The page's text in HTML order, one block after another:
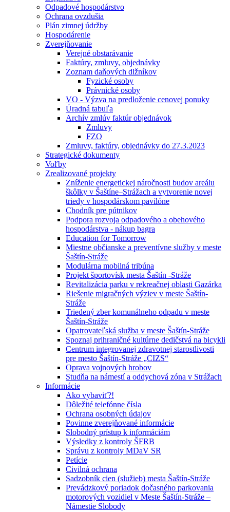
Odpadové hospodárstvo
Ochrana ovzdušia
Plán zimnej údržby
Hospodárenie
Zverejňovanie
Verejné obstarávanie
Faktúry, zmluvy, objednávky
Zoznam daňových dlžníkov
Fyzické osoby
Právnické osoby
VO - Výzva na predloženie cenovej ponuky
Úradná tabuľa
Archív zmlúv faktúr objednávok
Zmluvy
FZO
Zmluvy, faktúry, objednávky do 27.3.2023
Strategické dokumenty
Voľby
Zrealizované projekty
Zníženie energetickej náročnosti budov areálu
škôlky v Šaštíne–Strážach a vytvorenie novej
triedy v hospodárskom pavilóne
Chodník pre pútnikov
Podpora rozvoja odpadového a obehového
hospodárstva - nákup bagra
Education for Tomorrow
Miestne občianske a preventívne služby v meste
Šaštín-Stráže
Modulárna mobilná tribúna
Projekt športovísk mesta Šaštín -Stráže
Revitalizácia parku v rekreačnej oblasti Gazárka
Riešenie migračných výziev v meste Šaštín-
Stráže
Triedený zber komunálneho odpadu v meste
Šaštín-Stráže
Opatrovateľská služba v meste Šaštín-Stráže
Spoznaj prihraničné kultúrne dedičstvá na bicykli
Centrum integrovanej zdravotnej starostlivosti
pre mesto Šaštín-Stráže „CIZS“
Oprava vojnových hrobov
Studňa na námestí a oddychová zóna v Strážach
Informácie
Ako vybaviť?!
Dôležité telefónne čísla
Ochrana osobných údajov
Povinne zverejňované informácie
Slobodný prístup k informáciám
Výsledky z kontroly ŠFRB
Správu z kontroly MDaV SR
Petície
Civilná ochrana
Sadzobník cien (služieb) mesta Šaštín-Stráže
Prevádzkový poriadok dočasného parkovania
motorových vozidiel v Meste Šaštín-Stráže –
Námestie Slobody